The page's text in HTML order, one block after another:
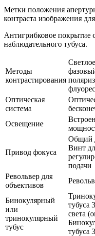
Метки положения
контраста изображения
Антигрибковое покрытие
наблюдательного тубуса.
Методы
контрастирования
Оптическая
система
Освещение
Привод фокуса
Общий
Винт
подачи
Револьвер для
объективов
Бинокулярный
или
тринокулярный
тубус
тубуса
света
тубуса